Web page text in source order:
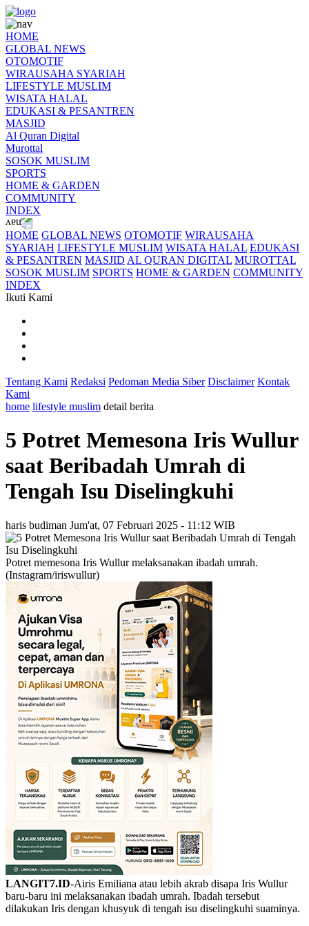
HOME
GLOBAL NEWS
OTOMOTIF
WIRAUSAHA SYARIAH
LIFESTYLE MUSLIM
WISATA HALAL
EDUKASI & PESANTREN
MASJID
Al Quran Digital
Murottal
SOSOK MUSLIM
SPORTS
HOME & GARDEN
COMMUNITY
INDEX
HOME GLOBAL NEWS OTOMOTIF WIRAUSAHA
SYARIAH LIFESTYLE MUSLIM WISATA HALAL EDUKASI
& PESANTREN MASJID AL QURAN DIGITAL MUROTTAL
SOSOK MUSLIM SPORTS HOME & GARDEN COMMUNITY
INDEX
Ikuti Kami
Tentang Kami Redaksi Pedoman Media Siber Disclaimer Kontak
Kami
home lifestyle muslim detail berita
5 Potret Memesona Iris Wullur
saat Beribadah Umrah di
Tengah Isu Diselingkuhi
haris budiman Jum'at, 07 Februari 2025 - 11:12 WIB
Potret memesona Iris Wullur melaksanakan ibadah umrah.
(Instagram/iriswullur)
LANGIT7.ID-Airis Emiliana atau lebih akrab disapa Iris Wullur
baru-baru ini melaksanakan ibadah umrah. Ibadah tersebut
dilakukan Iris dengan khusyuk di tengah isu diselingkuhi suaminya.